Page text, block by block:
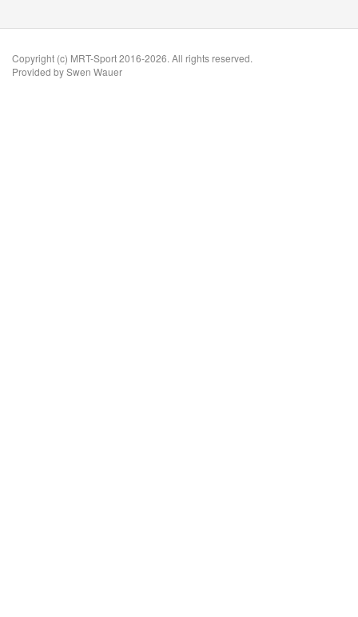
Copyright (c) MRT-Sport 2016-2026. All rights reserved.
Provided by Swen Wauer